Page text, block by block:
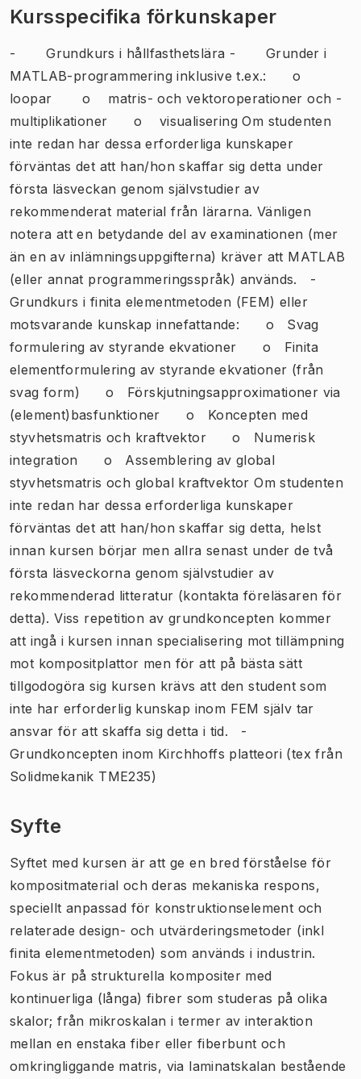
Kursspecifika förkunskaper
- Grundkurs i hållfasthetslära - Grunder i
MATLAB-programmering inklusive t.ex.: o
loopar o matris- och vektoroperationer och -
multiplikationer o visualisering Om studenten
inte redan har dessa erforderliga kunskaper
förväntas det att han/hon skaffar sig detta under
första läsveckan genom självstudier av
rekommenderat material från lärarna. Vänligen
notera att en betydande del av examinationen (mer
än en av inlämningsuppgifterna) kräver att MATLAB
(eller annat programmeringsspråk) används. -
Grundkurs i finita elementmetoden (FEM) eller
motsvarande kunskap innefattande: o Svag
formulering av styrande ekvationer o Finita
elementformulering av styrande ekvationer (från
svag form) o Förskjutningsapproximationer via
(element)basfunktioner o Koncepten med
styvhetsmatris och kraftvektor o Numerisk
integration o Assemblering av global
styvhetsmatris och global kraftvektor Om studenten
inte redan har dessa erforderliga kunskaper
förväntas det att han/hon skaffar sig detta, helst
innan kursen börjar men allra senast under de två
första läsveckorna genom självstudier av
rekommenderad litteratur (kontakta föreläsaren för
detta). Viss repetition av grundkoncepten kommer
att ingå i kursen innan specialisering mot tillämpning
mot kompositplattor men för att på bästa sätt
tillgodogöra sig kursen krävs att den student som
inte har erforderlig kunskap inom FEM själv tar
ansvar för att skaffa sig detta i tid. -
Grundkoncepten inom Kirchhoffs platteori (tex från
Solidmekanik TME235)
Syfte
Syftet med kursen är att ge en bred förståelse för
kompositmaterial och deras mekaniska respons,
speciellt anpassad för konstruktionselement och
relaterade design- och utvärderingsmetoder (inkl
finita elementmetoden) som används i industrin.
Fokus är på strukturella kompositer med
kontinuerliga (långa) fibrer som studeras på olika
skalor; från mikroskalan i termer av interaktion
mellan en enstaka fiber eller fiberbunt och
omkringliggande matris, via laminatskalan bestående